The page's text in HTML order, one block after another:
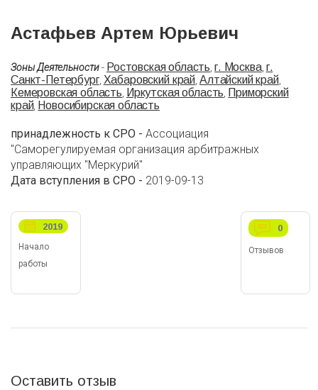
Астафьев Артем Юрьевич
Зоны Деятельности- Ростовская область,г. Москва, г.
Санкт-Петербург, Хабаровский край,Алтайский край,
Кемеровская область, Иркутская область, Приморский
край, Новосибирская область
принадлежность к СРО - Ассоциация
"Саморегулируемая организация арбитражных
управляющих "Меркурий"
Дата вступления в СРО - 2019-09-13
Начало
работы
2019
Отзывов
0
Оставить отзыв